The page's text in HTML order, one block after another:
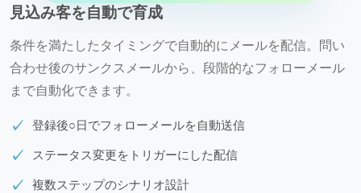
見込み客を自動で育成
条件を満たしたタイミングで自動的にメールを配信。問い
合わせ後のサンクスメールから、段階的なフォローメール
まで自動化できます。
登録後○日でフォローメールを自動送信
ステータス変更をトリガーにした配信
複数ステップのシナリオ設計